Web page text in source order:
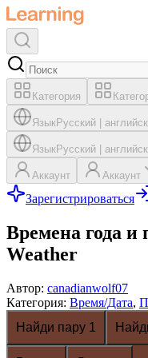
Категория
ЯзыкРусский
ЯзыкРусский
Аккаунт Аккаунт
Зарегистрироваться
Времена года и
Weather
Автор: canadianwolf07
Категория: Время/Дата,
Найди пару 1